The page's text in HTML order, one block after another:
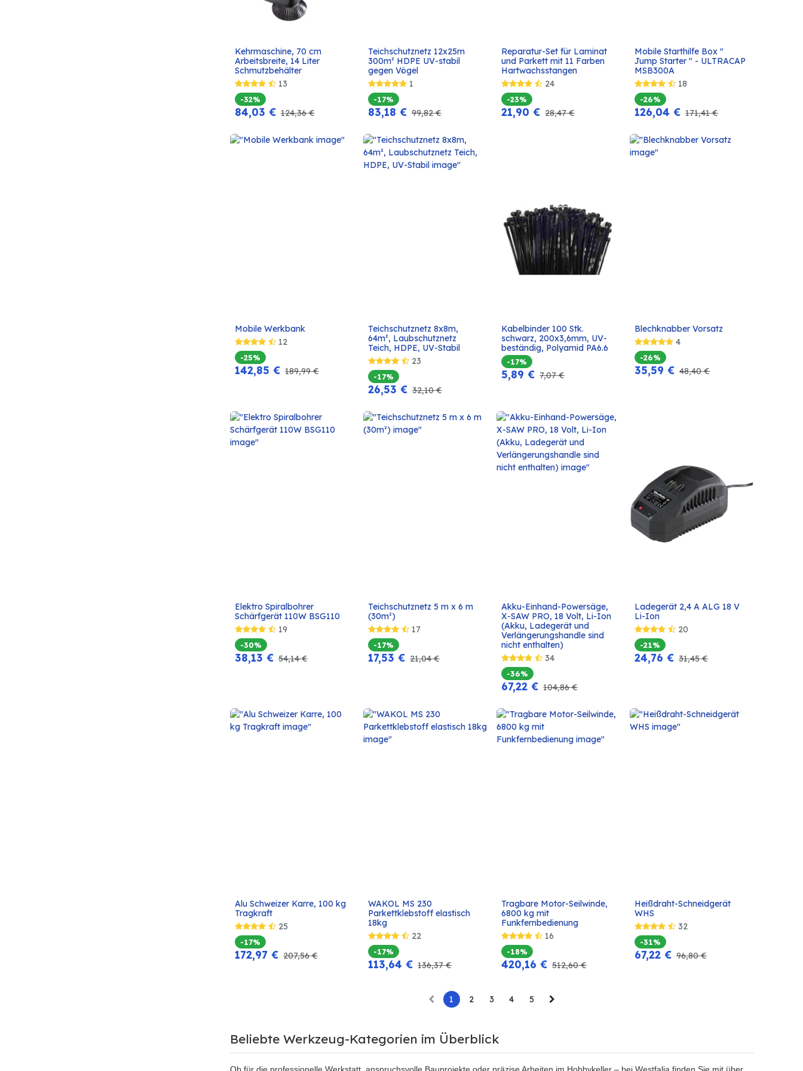
In den
Warenkorb
Kehrmaschine, 70 cm
Arbeitsbreite, 14 Liter
Schmutzbehälter
13
-32%
84,03 € 124,36€
In den
Warenkorb
Teichschutznetz 12x25m
300m² HDPE UV-stabil
gegen Vögel
1
-17%
83,18 € 99,82€
In den
Warenkorb
Reparatur-Set für Laminat
und Parkett mit 11 Farben
Hartwachsstangen
24
-23%
21,90 € 28,47€
In den
Warenkorb
Mobile Starthilfe Box "
Jump Starter " - ULTRACAP
MSB300A
18
-26%
126,04 € 171,41€
In den
Warenkorb
Mobile Werkbank
12
-25%
142,85 € 189,99€
In den
Warenkorb
Teichschutznetz 8x8m,
64m², Laubschutznetz
Teich, HDPE, UV-Stabil
23
-17%
26,53 € 32,10€
In den
Warenkorb
Kabelbinder 100 Stk.
schwarz, 200x3,6mm, UV-
beständig, Polyamid PA6.6
-17%
5,89 € 7,07€
In den
Warenkorb
Blechknabber Vorsatz
4
-26%
35,59 € 48,40€
In den
Warenkorb
Elektro Spiralbohrer
Schärfgerät 110W BSG110
19
-30%
38,13 € 54,14€
In den
Warenkorb
Teichschutznetz 5 m x 6 m
(30m²)
17
-17%
17,53 € 21,04€
In den
Warenkorb
Akku-Einhand-Powersäge,
X-SAW PRO, 18 Volt, Li-Ion
(Akku, Ladegerät und
Verlängerungshandle sind
nicht enthalten)
34
-36%
67,22 € 104,86€
In den
Warenkorb
Ladegerät 2,4 A ALG 18 V
Li-Ion
20
-21%
24,76 € 31,45€
In den
Warenkorb
Alu Schweizer Karre, 100 kg
Tragkraft
25
-17%
172,97€ 207,56€
In den
WAKOL MS 230
Parkettklebstoff elastisch
18kg
22
-17%
113,64 € 136,37€
In den
Warenkorb
Tragbare Motor-Seilwinde,
6800 kg mit
Funkfernbedienung
16
-18%
420,16 € 512,60€
In den
Warenkorb
Heißdraht-Schneidgerät
WHS
32
-31%
67,22 € 96,80€
1 2 3 4 5
Beliebte Werkzeug-Kategorien im Überblick